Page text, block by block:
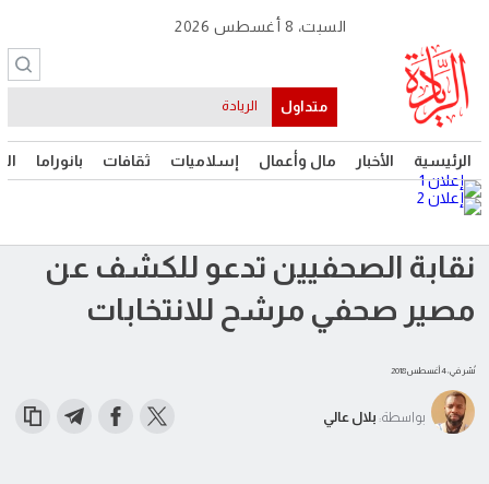
الرئيسية الأخبار مال وأعمال إسلاميات ثقافات بانوراما
السبت، 8 أغسطس 2026
متداول الريادة
نقابة الصحفيين تدعو للكشف عن
مصير صحفي مرشح للانتخابات
نُشر في: 4 أغسطس 2018
بواسطة: بلال عالي